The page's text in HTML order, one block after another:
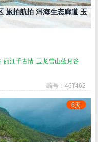
旅拍航拍 洱海生态廊道 玉
丽江千古情 玉龙雪山蓝月谷
编号：45T462
6天